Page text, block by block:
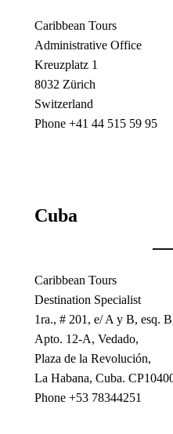
Caribbean Tours
Administrative Office
Kreuzplatz 1
8032 Zürich
Switzerland
Phone +41 44 515 59 95
Cuba
Caribbean Tours
Destination Specialist
1ra., # 201, e/ A y B, esq.
Apto. 12-A, Vedado,
Plaza de la Revolución,
La Habana, Cuba.
Phone +53 78344251